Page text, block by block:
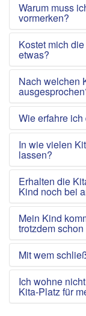
Warum muss
vormerken?
Kostet mich
etwas?
Nach welchen
Wie erfahre
In wie vielen
lassen?
Erhalten die
Kind noch bei
Mein Kind
trotzdem
Mit wem
Ich wohne
Kita-Platz für